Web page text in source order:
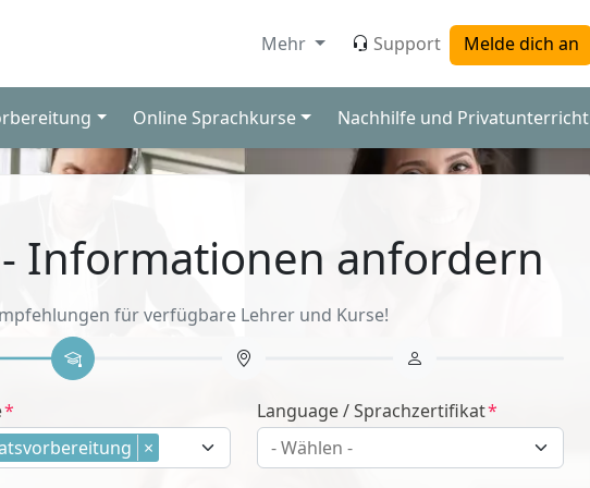
Mehr Support Melde dich an
Online Sprachkurse Nachhilfe und Privatunterricht
Informationen anfordern
für verfügbare Lehrer und Kurse!
×
Language / Sprachzertifikat